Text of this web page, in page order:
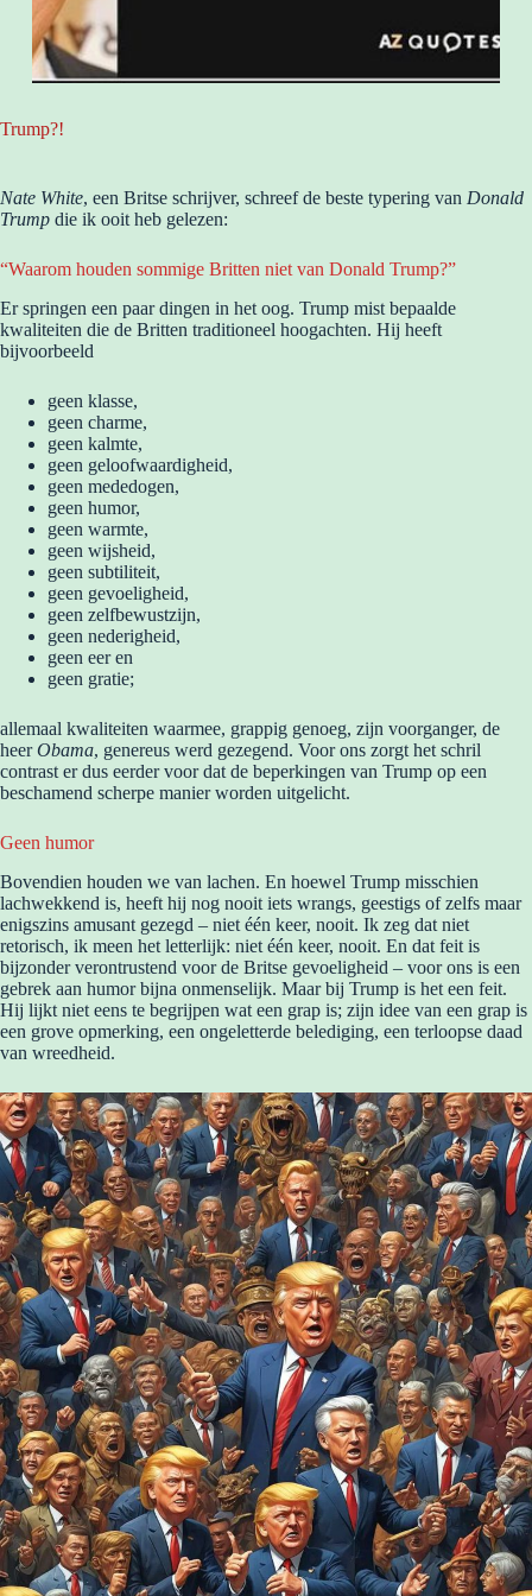
Trump?!
Nate White, een Britse schrijver, schreef de beste typering van Donald
Trump die ik ooit heb gelezen:
“Waarom houden sommige Britten niet van Donald Trump?”
Er springen een paar dingen in het oog. Trump mist bepaalde
kwaliteiten die de Britten traditioneel hoogachten. Hij heeft
bijvoorbeeld
geen klasse,
geen charme,
geen kalmte,
geen geloofwaardigheid,
geen mededogen,
geen humor,
geen warmte,
geen wijsheid,
geen subtiliteit,
geen gevoeligheid,
geen zelfbewustzijn,
geen nederigheid,
geen eer en
geen gratie;
allemaal kwaliteiten waarmee, grappig genoeg, zijn voorganger, de
heerObama, genereus werd gezegend. Voor ons zorgt het schril
contrast er dus eerder voor dat de beperkingen van Trump op een
beschamend scherpe manier worden uitgelicht.
Geen humor
Bovendien houden we van lachen. En hoewel Trump misschien
lachwekkend is, heeft hij nog nooit iets wrangs, geestigs of zelfs maar
enigszins amusant gezegd – niet één keer, nooit. Ik zeg dat niet
retorisch, ik meen het letterlijk: niet één keer, nooit. En dat feit is
bijzonder verontrustend voor de Britse gevoeligheid – voor ons is een
gebrek aan humor bijna onmenselijk. Maar bij Trump is het een feit.
Hij lijkt niet eens te begrijpen wat een grap is; zijn idee van een grap is
een grove opmerking, een ongeletterde belediging, een terloopse daad
van wreedheid.